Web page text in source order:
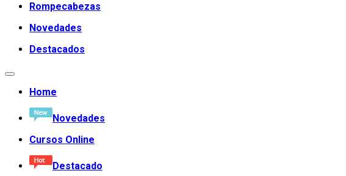
Rompecabezas
Novedades
Destacados
Home
Novedades
Cursos Online
Destacado